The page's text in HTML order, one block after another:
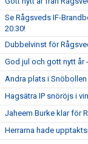
Se Rågsveds IF-
20.30!
Dubbelvinst för
God jul och gott nytt år
Andra plats i Snöbollen
Hagsätra IP snöröjs i
Jaheem Burke klar för
Herrarna hade